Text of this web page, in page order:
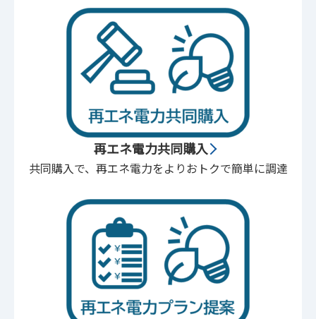
再エネ電力共同購入
共同購入で、再エネ電力をよりおトクで簡単に調達